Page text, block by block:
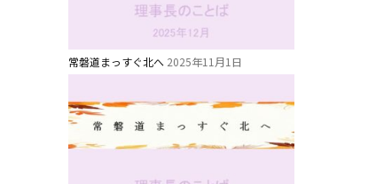
常磐道まっすぐ北へ 2025年11月1日